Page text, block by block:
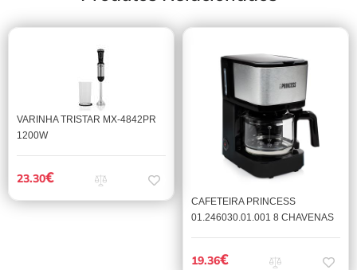
VARINHA TRISTAR MX-4842PR
1200W
23.30€
CAFETEIRA PRINCESS
01.246030.01.001 8 CHAVENAS
19.36€